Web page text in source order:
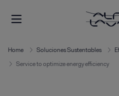
Home Soluciones Sustentables
Service to optimize energy efficiency